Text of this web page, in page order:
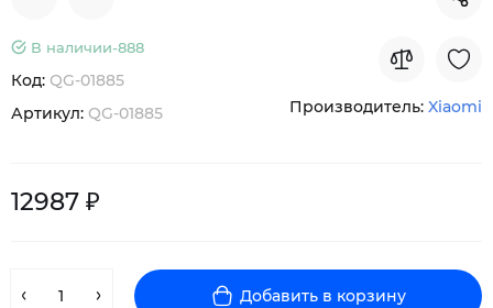
В наличии-888
Код: QG-01885
Артикул: QG-01885 Производитель: Xiaomi
12987 ₽
Добавить в корзину